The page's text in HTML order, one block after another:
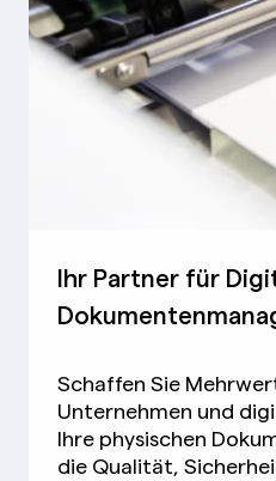
Ihr Partner für
Schaffen Sie
Unternehmen und
Ihre physischen
die Qualität,